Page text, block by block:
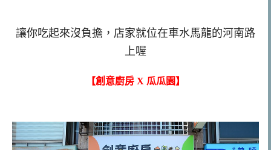
讓你吃起來沒負擔，店家就位在車水馬龍的河南路
上喔
【創意廚房 X 瓜瓜園】